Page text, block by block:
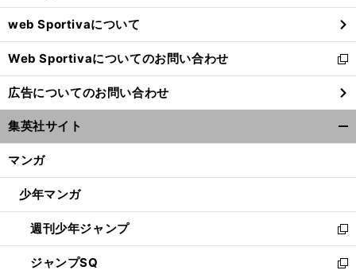
ウ
で
開
く
web Sportivaについて
Web Sportivaについてのお問い合わせ
新
し
い
ウ
ィ
ン
ウ
開
く
広告についてのお問い合わせ
集英社サイト
マンガ
少年マンガ
週刊少年ジャンプ
新
し
い
ジャンプSQ
新